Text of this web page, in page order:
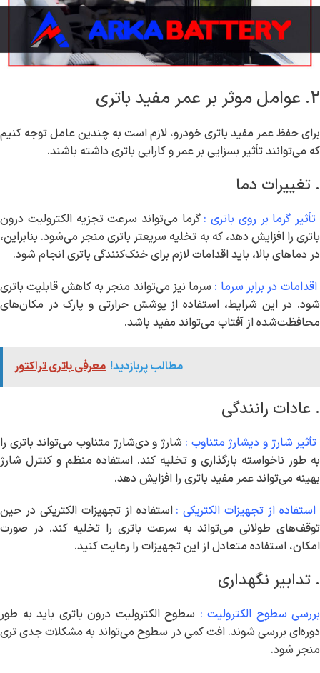
2. عوامل موثر بر عمر مفید باتری
برای حفظ عمر مفید باتری خودرو، لازم است به چندین عامل توجه کنیم
که می‌توانند تأثیر بسزایی بر عمر و کارایی باتری داشته باشند.
. تغییرات دما
تأثیر گرما بر روی باتری : گرما می‌تواند سرعت تجزیه الکترولیت درون
باتری را افزایش دهد، که به تخلیه سریعتر باتری منجر می‌شود. بنابراین،
در دماهای بالا، باید اقدامات لازم برای خنک‌کنندگی باتری انجام شود.
اقدامات در برابر سرما : سرما نیز می‌تواند منجر به کاهش قابلیت باتری
شود. در این شرایط، استفاده از پوشش حرارتی و پارک در مکان‌های
محافظت‌شده از آفتاب می‌تواند مفید باشد.
مطالب پربازدید! معرفی باتری تراکتور
. عادات رانندگی
تأثیر شارژ و دیشارژ متناوب : شارژ و دی‌شارژ متناوب می‌تواند باتری را
به طور ناخواسته بارگذاری و تخلیه کند. استفاده منظم و کنترل شارژ
بهینه می‌تواند عمر مفید باتری را افزایش دهد.
استفاده از تجهیزات الکتریکی : استفاده از تجهیزات الکتریکی در حین
توقف‌های طولانی می‌تواند به سرعت باتری را تخلیه کند. در صورت
امکان، استفاده متعادل از این تجهیزات را رعایت کنید.
. تدابیر نگهداری
بررسی سطوح الکترولیت : سطوح الکترولیت درون باتری باید به طور
دوره‌ای بررسی شوند. افت کمی در سطوح می‌تواند به مشکلات جدی تری
منجر شود.